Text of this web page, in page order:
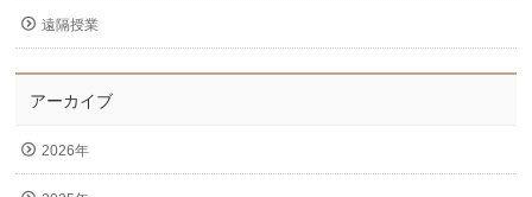
遠隔授業
アーカイブ
2026年